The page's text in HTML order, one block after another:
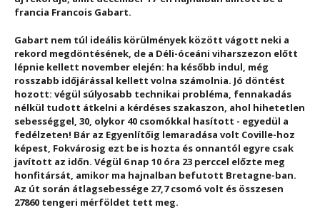
francia Francois Gabart.
Gabart nem túl ideális körülmények között vágott neki a
rekord megdöntésének, de a Déli-óceáni viharszezon előtt
lépnie kellett november elején: ha később indul, még
rosszabb időjárással kellett volna számolnia. Jó döntést
hozott: végül súlyosabb technikai probléma, fennakadás
nélkül tudott átkelni a kérdéses szakaszon, ahol hihetetlen
sebességgel, 30, olykor 40 csomókkal hasított - egyedül a
fedélzeten! Bár az Egyenlítőig lemaradása volt Coville-hoz
képest, Fokvárosig ezt be is hozta és onnantól egyre csak
javított az időn. Végül 6 nap 10 óra 23 perccel előzte meg
honfitársát, amikor ma hajnalban befutott Bretagne-ban.
Az út során átlagsebessége 27,7 csomó volt és összesen
27860 tengeri mérföldet tett meg.